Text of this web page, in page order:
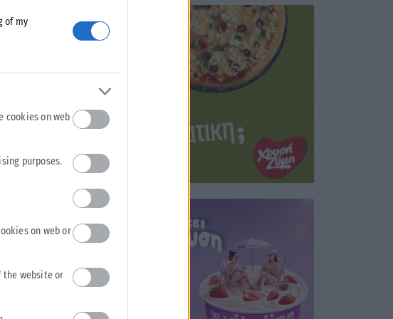
of my
cookies on web
purposes.
on web or
website or